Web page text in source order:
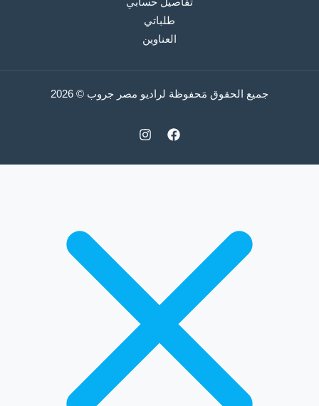
طلباتي
العناوين
جميع الحقوق مَحفوظة لراديو مصر جروب © 2026